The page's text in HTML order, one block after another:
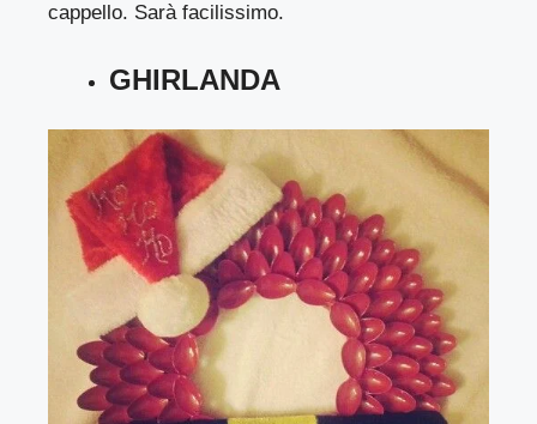
cappello. Sarà facilissimo.
GHIRLANDA